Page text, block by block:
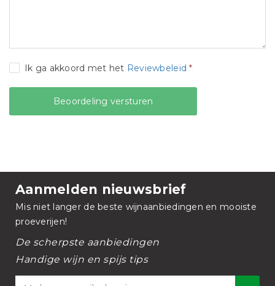
Ik ga akkoord met het Reviewbeleid *
Aanmelden nieuwsbrief
Mis niet langer de beste wijnaanbiedingen en mooiste
proeverijen!
De scherpste aanbiedingen
Handige wijn en spijs tips